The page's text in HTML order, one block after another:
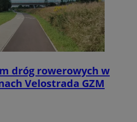
dróg rowerowych w
Velostrada GZM